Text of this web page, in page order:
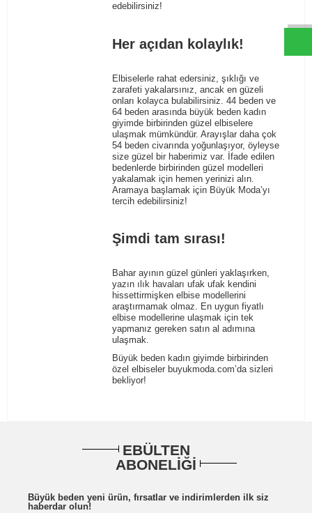
edebilirsiniz!
Her açıdan kolaylık!
Elbiselerle rahat edersiniz, şıklığı ve
zarafeti yakalarsınız, ancak en güzeli
onları kolayca bulabilirsiniz. 44 beden ve
64 beden arasında büyük beden kadın
giyimde birbirinden güzel elbiselere
ulaşmak mümkündür. Arayışlar daha çok
54 beden civarında yoğunlaşıyor, öyleyse
size güzel bir haberimiz var. İfade edilen
bedenlerde birbirinden güzel modelleri
yakalamak için hemen yerinizi alın.
Aramaya başlamak için Büyük Moda’yı
tercih edebilirsiniz!
Şimdi tam sırası!
Bahar ayının güzel günleri yaklaşırken,
yazın ılık havaları ufak ufak kendini
hissettirmişken elbise modellerini
araştırmamak olmaz. En uygun fiyatlı
elbise modellerine ulaşmak için tek
yapmanız gereken satın al adımına
ulaşmak.
Büyük beden kadın giyimde birbirinden
özel elbiseler buyukmoda.com’da sizleri
bekliyor!
EBÜLTEN
ABONELİĞİ
Büyük beden yeni ürün, fırsatlar ve indirimlerden ilk siz
haberdar olun!